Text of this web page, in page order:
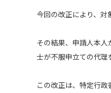
今回の改正により、対
その結果、申請人本
士が不服申立ての代理
この改正は、特定行